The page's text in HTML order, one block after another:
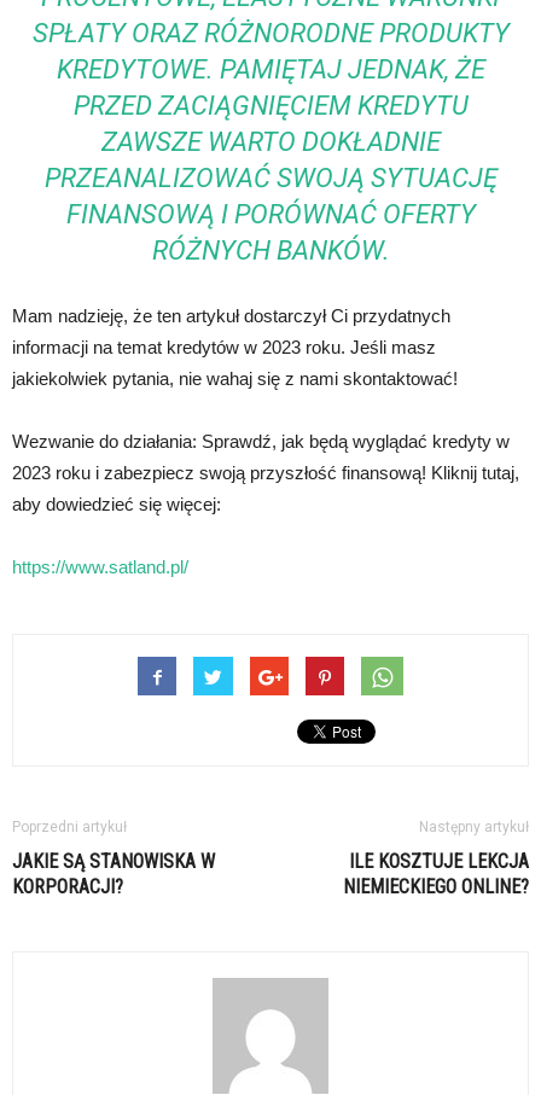
SPŁATY ORAZ RÓŻNORODNE PRODUKTY
KREDYTOWE. PAMIĘTAJ JEDNAK, ŻE
PRZED ZACIĄGNIĘCIEM KREDYTU
ZAWSZE WARTO DOKŁADNIE
PRZEANALIZOWAĆ SWOJĄ SYTUACJĘ
FINANSOWĄ I PORÓWNAĆ OFERTY
RÓŻNYCH BANKÓW.
Mam nadzieję, że ten artykuł dostarczył Ci przydatnych
informacji na temat kredytów w 2023 roku. Jeśli masz
jakiekolwiek pytania, nie wahaj się z nami skontaktować!
Wezwanie do działania: Sprawdź, jak będą wyglądać kredyty w
2023 roku i zabezpiecz swoją przyszłość finansową! Kliknij tutaj,
aby dowiedzieć się więcej:
https://www.satland.pl/
Poprzedni artykuł
JAKIE SĄ STANOWISKA W
KORPORACJI?
Następny artykuł
ILE KOSZTUJE LEKCJA
NIEMIECKIEGO ONLINE?